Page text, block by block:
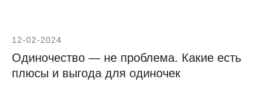
12-02-2024
Одиночество — не проблема. Какие есть
плюсы и выгода для одиночек